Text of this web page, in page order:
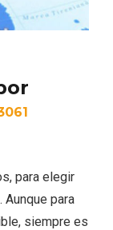
para elegir
para
siempre es
la Sierra